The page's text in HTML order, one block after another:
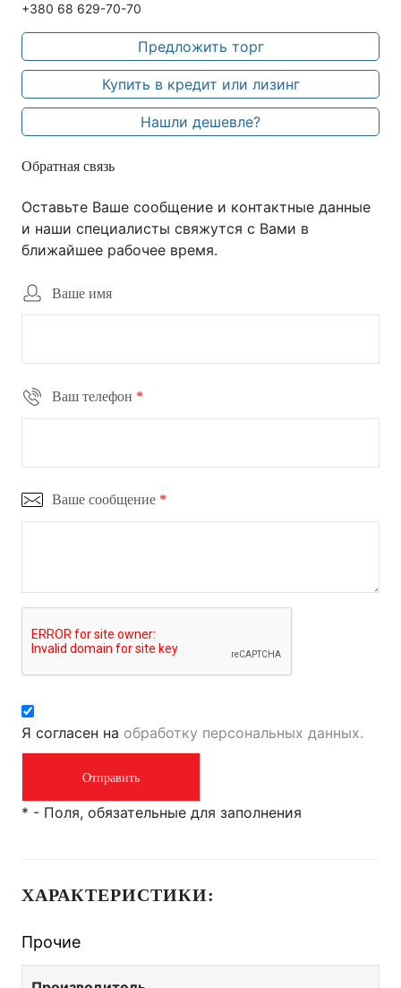
+380 68 629-70-70
Предложить торг
Купить в кредит или лизинг
Нашли дешевле?
Обратная связь
Оставьте Ваше сообщение и контактные данные
и наши специалисты свяжутся с Вами в
ближайшее рабочее время.
Ваше имя
Ваш телефон *
Ваше сообщение *
Я согласен на обработку персональных данных.
* - Поля, обязательные для заполнения
ХАРАКТЕРИСТИКИ:
Прочие